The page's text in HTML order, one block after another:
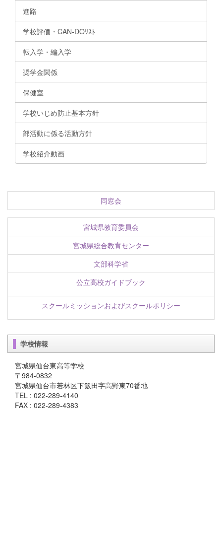
進路
学校評価・CAN-DOﾘｽﾄ
転入学・編入学
奨学金関係
保健室
学校いじめ防止基本方針
部活動に係る活動方針
学校紹介動画
同窓会
宮城県教育委員会
宮城県総合教育センター
文部科学省
公立高校ガイドブック
スクールミッションおよびスクールポリシー
学校情報
宮城県仙台東高等学校
〒984-0832
宮城県仙台市若林区下飯田字高野東70番地
TEL : 022-289-4140
FAX : 022-289-4383